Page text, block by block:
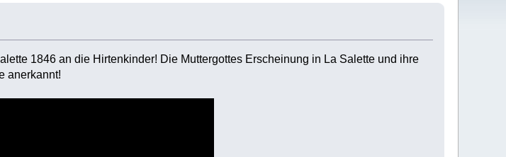
1846 an die Hirtenkinder! Die Muttergottes Erscheinung in La Salette und ihre
anerkannt!